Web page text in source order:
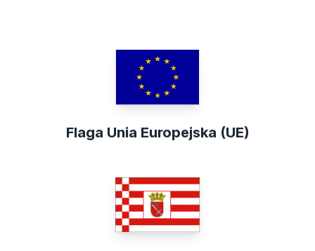
Flaga Unia Europejska (UE)